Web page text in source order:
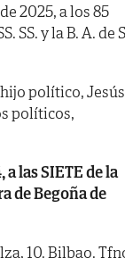
2025, a los 85
SS. y la B. A. de
político, Jesús
políticos,
a las SIETE de la
de Begoña de
10. Bilbao.